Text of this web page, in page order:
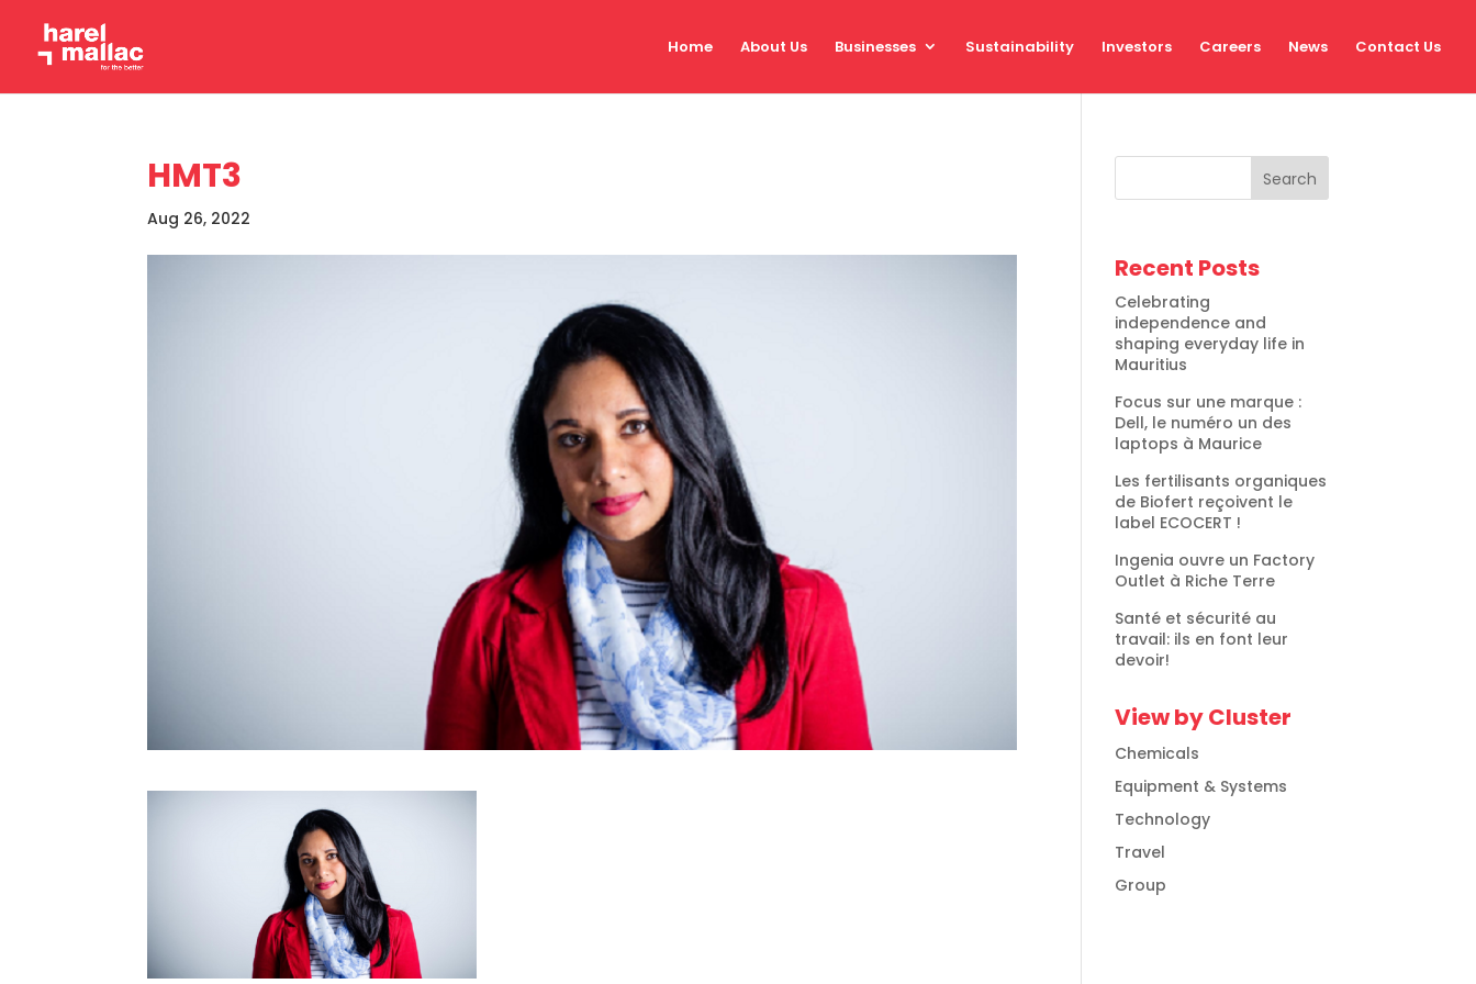
Home About Us Businesses Sustainability Investors Careers News Contact Us
HMT3
Aug 26, 2022
Search
Recent Posts
Celebrating
independence and
shaping everyday life in
Mauritius
Focus sur une marque :
Dell, le numéro un des
laptops à Maurice
Les fertilisants organiques
de Biofert reçoivent le
label ECOCERT !
Ingenia ouvre un Factory
Outlet à Riche Terre
Santé et sécurité au
travail: ils en font leur
devoir!
View by Cluster
Chemicals
Equipment & Systems
Technology
Travel
Group